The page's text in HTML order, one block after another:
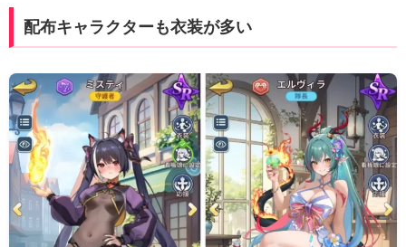
配布キャラクターも衣装が多い